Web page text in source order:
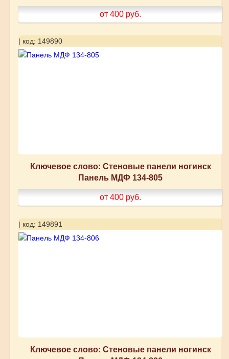
от 400 руб.
| код: 149890
Ключевое слово: Стеновые панели ногинск
Панель МДФ 134-805
от 400 руб.
| код: 149891
Ключевое слово: Стеновые панели ногинск